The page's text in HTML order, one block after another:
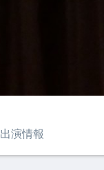
出演情報